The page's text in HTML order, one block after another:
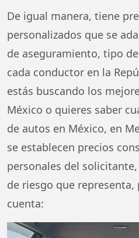
De igual manera, tiene
personalizados que se
de aseguramiento, tipo
cada conductor en la
estás buscando los
México o quieres saber
de autos en México, en
se establecen precios
personales del
de riesgo que
cuenta: